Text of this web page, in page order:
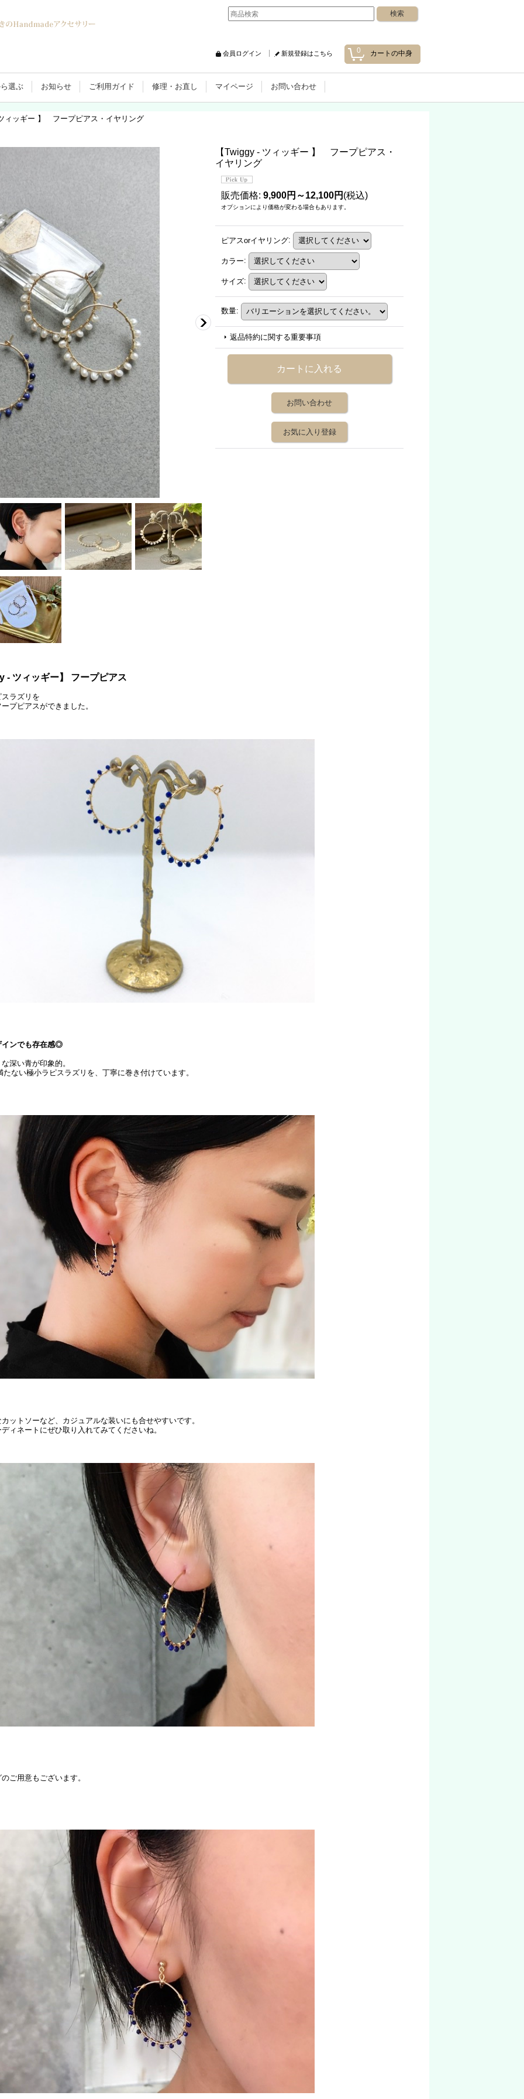
0 カートの中身
会員ログイン 新規登録はこちら
選ぶ お知らせ ご利用ガイド 修理・お直し マイページ お問い合わせ
ィッギー 】 フープピアス・イヤリング
【Twiggy - ツィッギー 】 フープピアス・
イヤリング
販売価格: 9,900円～12,100円 (税込)
オプションにより価格が変わる場合もあります。
ピアスorイヤリング:
カラー:
サイズ:
数量:
返品特約に関する重要事項
お問い合わせ
お気に入り登録
- ツィッギー】 フープピアス
ラズリを
プピアスができました。
インでも存在感◎
深い青が印象的。
たない極小ラピスラズリを、丁寧に巻き付けています。
ットソーなど、カジュアルな装いにも合せやすいです。
ィネートにぜひ取り入れてみてくださいね。
ご用意もございます。